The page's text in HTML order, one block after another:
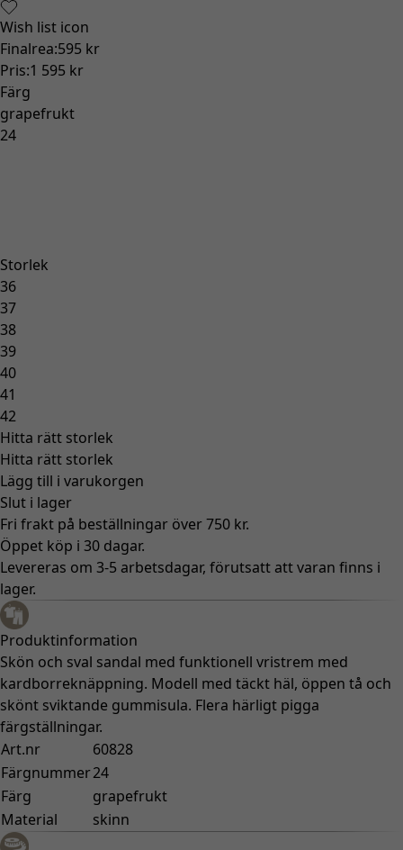
Lantlig inredning
Rolig inredning
Färgglad inredning
Blommig inredning
Natur
Bohemisk inredning